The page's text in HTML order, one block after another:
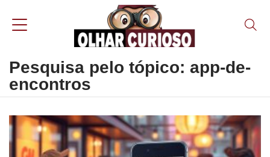
Pesquisa pelo tópico: app-de-
encontros